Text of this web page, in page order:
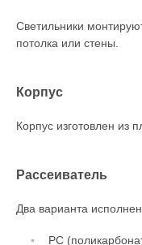
Светильники
потолка или стены.
Корпус
Корпус изготовлен из
Рассеиватель
Два варианта
РС